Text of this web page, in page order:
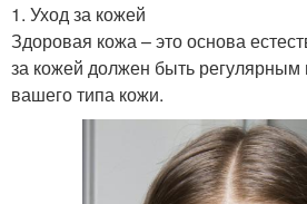
1. Уход за кожей
Здоровая кожа – это основа
за кожей должен быть
вашего типа кожи.